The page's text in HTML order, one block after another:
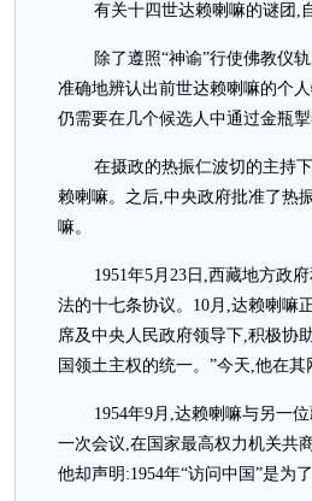
有关十四世达赖喇嘛的谜团,
除了遵照“神谕”行使佛教仪
准确地辨认出前世达赖喇嘛的个
仍需要在几个候选人中通过金瓶
在摄政的热振仁波切的主持
赖喇嘛。之后,中央政府批准了热
嘛。
1951年5月23日,西藏地方政
法的十七条协议。10月,达赖喇嘛
席及中央人民政府领导下,积极协
国领土主权的统一。”今天,他在
1954年9月,达赖喇嘛与另一
一次会议,在国家最高权力机关共
他却声明:1954年“访问中国”是为